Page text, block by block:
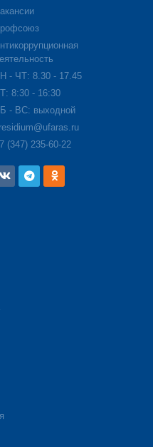
- ЧТ: 8.30 - 17.45
8:30 - 16:30
- ВС: выходной
(347) 235-60-22